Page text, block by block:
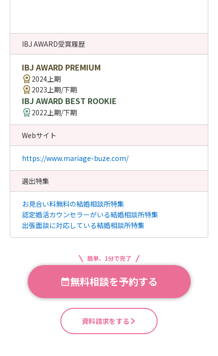
IBJ AWARD受賞履歴
IBJ AWARD PREMIUM
2024上期
2023上期/下期
IBJ AWARD BEST ROOKIE
2022上期/下期
Webサイト
https://www.mariage-buze.com/
選出特集
お見合い料無料の結婚相談所特集
認定婚活カウンセラーがいる結婚相談所特集
出張面談に対応している結婚相談所特集
簡単、1分で完了
無料相談を予約する
資料請求をする